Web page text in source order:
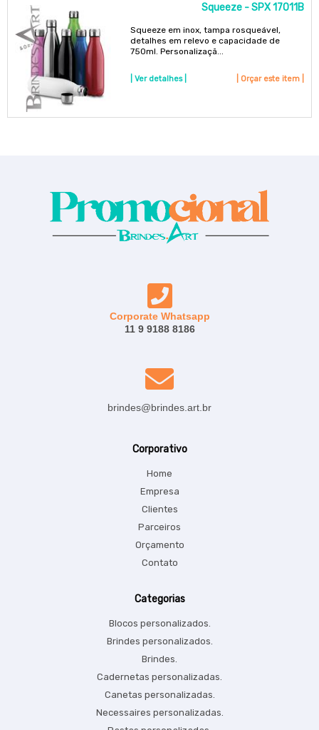
Squeeze - SPX 17011B
Squeeze em inox, tampa rosqueável,
detalhes em relevo e capacidade de
750ml. Personalizaçã...
| Ver detalhes | | Orçar este item |
Corporate Whatsapp
11 9 9188 8186
brindes@brindes.art.br
Corporativo
Home
Empresa
Clientes
Parceiros
Orçamento
Contato
Categorias
Blocos personalizados.
Brindes personalizados.
Brindes.
Cadernetas personalizadas.
Canetas personalizadas.
Necessaires personalizadas.